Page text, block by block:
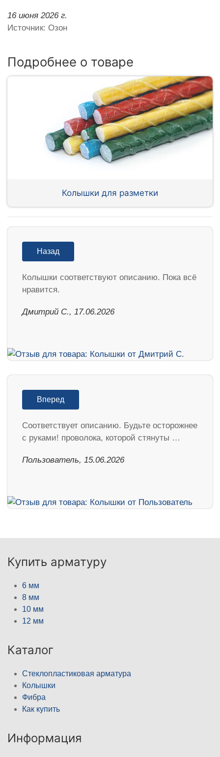
16 июня 2026 г.
Источник: Озон
Подробнее о товаре
Колышки для разметки
Назад
Колышки соответствуют описанию. Пока всё
нравится.
Дмитрий С., 17.06.2026
Вперед
Соответствует описанию. Будьте осторожнее
с руками! проволока, которой стянуты …
Пользователь, 15.06.2026
Купить арматуру
6 мм
8 мм
10 мм
12 мм
Каталог
Стеклопластиковая арматура
Колышки
Фибра
Как купить
Информация